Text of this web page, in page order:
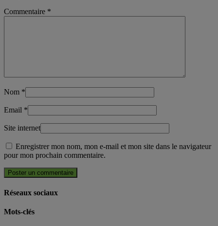
Commentaire *
Nom *
Email *
Site internet
Enregistrer mon nom, mon e-mail et mon site dans le navigateur
pour mon prochain commentaire.
Réseaux sociaux
Mots-clés